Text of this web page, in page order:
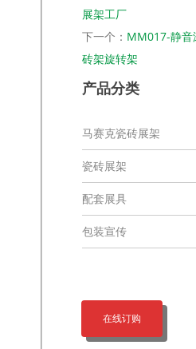
展架工厂
下一个： MM017-静音
砖架旋转架
产品分类
马赛克瓷砖展架
瓷砖展架
配套展具
包装宣传
在线订购